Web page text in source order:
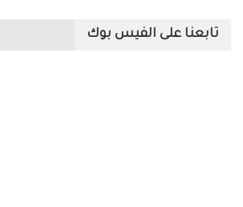
تابعنا على الفيس بوك